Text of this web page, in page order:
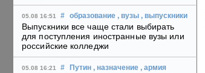
05.08 16:51 # образование , вузы , выпускники
Выпускники все чаще стали выбирать
для поступления иностранные вузы или
российские колледжи
05.08 16:21 # Путин , назначение , армия